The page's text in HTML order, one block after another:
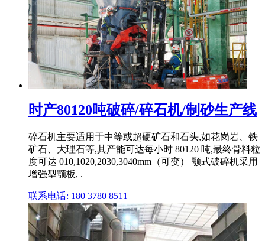
时产80120吨破碎/碎石机/制砂生产线
碎石机主要适用于中等或超硬矿石和石头,如花岗岩、铁
矿石、大理石等,其产能可达每小时 80120 吨,最终骨料粒
度可达 010,1020,2030,3040mm（可变） 颚式破碎机采用
增强型颚板, .
联系电话: 180 3780 8511